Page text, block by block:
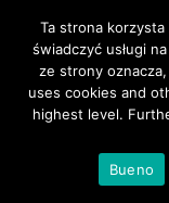
Ta strona
świadczyć usługi
ze strony
uses cookies and
highest level.
Bueno